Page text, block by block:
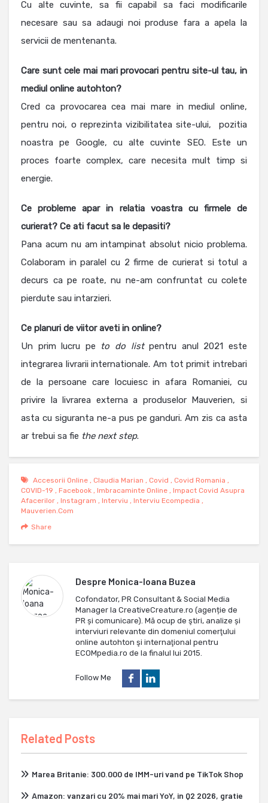
Cu alte cuvinte, sa fii capabil sa faci modificarile
necesare sau sa adaugi noi produse fara a apela la
servicii de mentenanta.
Care sunt cele mai mari provocari pentru site-ul tau, in
mediul online autohton?
Cred ca provocarea cea mai mare in mediul online,
pentru noi, o reprezinta vizibilitatea site-ului, pozitia
noastra pe Google, cu alte cuvinte SEO. Este un
proces foarte complex, care necesita mult timp si
energie.
Ce probleme apar in relatia voastra cu firmele de
curierat? Ce ati facut sa le depasiti?
Pana acum nu am intampinat absolut nicio problema.
Colaboram in paralel cu 2 firme de curierat si totul a
decurs ca pe roate, nu ne-am confruntat cu colete
pierdute sau intarzieri.
Ce planuri de viitor aveti in online?
Un prim lucru pe to do listpentru anul 2021 este
integrarea livrarii internationale. Am tot primit intrebari
de la persoane care locuiesc in afara Romaniei, cu
privire la livrarea externa a produselor Mauverien, si
asta cu siguranta ne-a pus pe ganduri. Am zis ca asta
ar trebui sa fie the next step.
Accesorii Online Claudia Marian Covid Covid Romania
COVID-19
Facebook Imbracaminte Online
Impact Covid Asupra
Afacerilor
Instagram Interviu Interviu Ecompedia
Mauverien.com
Share
Despre Monica-Ioana Buzea
Cofondator, PR Consultant & Social Media
Manager la CreativeCreature.ro (agenție de
PR și comunicare). Mă ocup de ştiri, analize și
interviuri relevante din domeniul comerţului
online autohton şi internaţional pentru
ECOMpedia.ro de la finalul lui 2015.
Follow Me
Related Posts
Marea Britanie: 300.000 de IMM-uri vand pe TikTok Shop
Amazon: vanzari cu 20% mai mari YoY, in Q2 2026, gratie